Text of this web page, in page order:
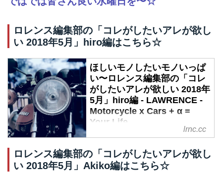
ロレンス編集部の「コレがしたいアレが欲し
い 2018年5月」hiro編はこちら☆
ほしいモノしたいモノいっぱ
い〜ロレンス編集部の「コレ
がしたいアレが欲しい 2018年
5月」hiro編 - LAWRENCE -
Motorcycle x Cars + α =
Your Life.
はやいもので、2018年ももう5
月。日差しもだいぶ強くなってき
ていて湿潤多湿、という聞いただ
けで蒸し蒸しする言葉も目にする
lrnc.cc
ロレンス編集部の「コレがしたいアレが欲し
い 2018年5月」Akiko編はこちら☆